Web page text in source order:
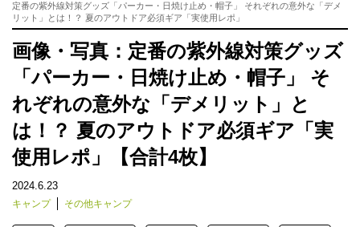
定番の紫外線対策グッズ「パーカー・日焼け止め・帽子」 それぞれの意外な「デメ
リット」とは！？ 夏のアウトドア必須ギア「実使用レポ」
画像・写真：定番の紫外線対策グッズ
「パーカー・日焼け止め・帽子」 そ
れぞれの意外な「デメリット」と
は！？ 夏のアウトドア必須ギア「実
使用レポ」【合計4枚】
2024.6.23
キャンプ その他キャンプ